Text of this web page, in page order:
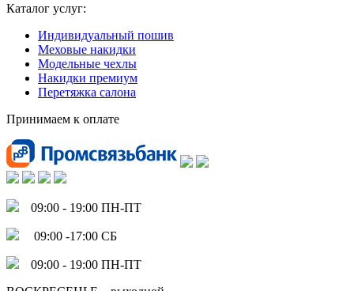
Каталог услуг:
Индивидуальный пошив
Меховые накидки
Модельные чехлы
Накидки премиум
Перетяжка салона
Принимаем к оплате
09:00 - 19:00 ПН-ПТ
09:00 -17:00 СБ
09:00 - 19:00 ПН-ПТ